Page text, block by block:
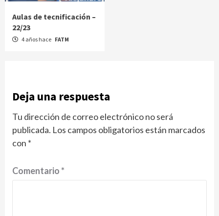
Aulas de tecnificación –
22/23
4 años hace FATM
Deja una respuesta
Tu dirección de correo electrónico no ser
publicada. Los campos obligatorios están marcados
con *
Comentario*